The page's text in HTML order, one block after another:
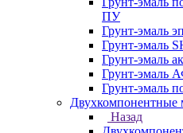
ПУ
Грунт-эмаль
Грунт-эмаль
Грунт-эмаль
Грунт-эмаль
Грунт-эмаль
Двухкомпонентные
Назад